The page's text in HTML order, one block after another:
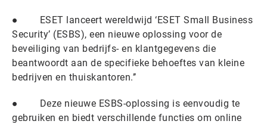
● ESET lanceert wereldwijd ‘ESET Small Business
Security’ (ESBS), een nieuwe oplossing voor de
beveiliging van bedrijfs- en klantgegevens die
beantwoordt aan de specifieke behoeftes van kleine
bedrijven en thuiskantoren.’’
● Deze nieuwe ESBS-oplossing is eenvoudig te
gebruiken en biedt verschillende functies om online